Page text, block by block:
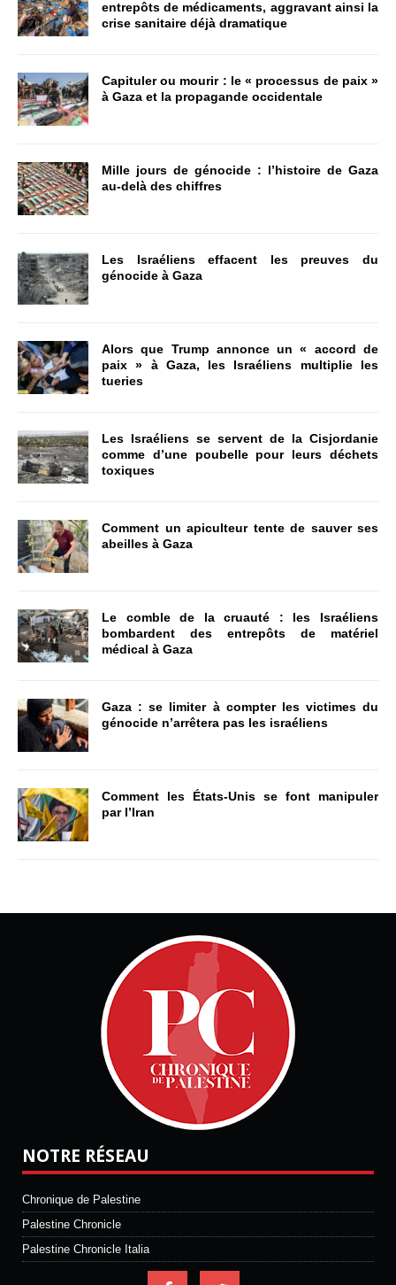
entrepôts de médicaments, aggravant ainsi la
crise sanitaire déjà dramatique
Capituler ou mourir : le « processus de paix »
à Gaza et la propagande occidentale
Mille jours de génocide : l’histoire de Gaza
au-delà des chiffres
Les Israéliens effacent les preuves du
génocide à Gaza
Alors que Trump annonce un « accord de
paix » à Gaza, les Israéliens multiplie les
tueries
Les Israéliens se servent de la Cisjordanie
comme d’une poubelle pour leurs déchets
toxiques
Comment un apiculteur tente de sauver ses
abeilles à Gaza
Le comble de la cruauté : les Israéliens
bombardent des entrepôts de matériel
médical à Gaza
Gaza : se limiter à compter les victimes du
génocide n’arrêtera pas les israéliens
Comment les États-Unis se font manipuler
par l’Iran
NOTRE RÉSEAU
Chronique de Palestine
Palestine Chronicle
Palestine Chronicle Italia